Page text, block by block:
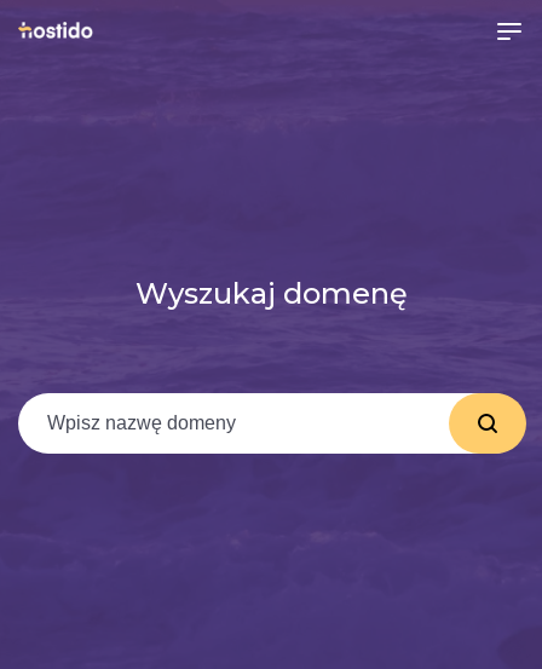
Wyszukaj domenę